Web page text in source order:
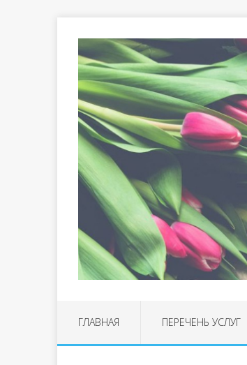
ГЛАВНАЯ ПЕРЕЧЕНЬ УСЛУГ